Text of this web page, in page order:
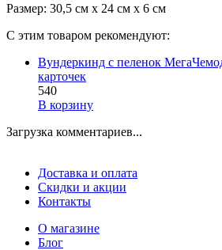
Размер: 30,5 см x 24 см x 6 см
С этим товаром рекомендуют:
Вундеркинд с пеленок
карточек
540
В корзину
Загрузка комментариев...
Доставка и оплата
Скидки и акции
Контакты
О магазине
Блог